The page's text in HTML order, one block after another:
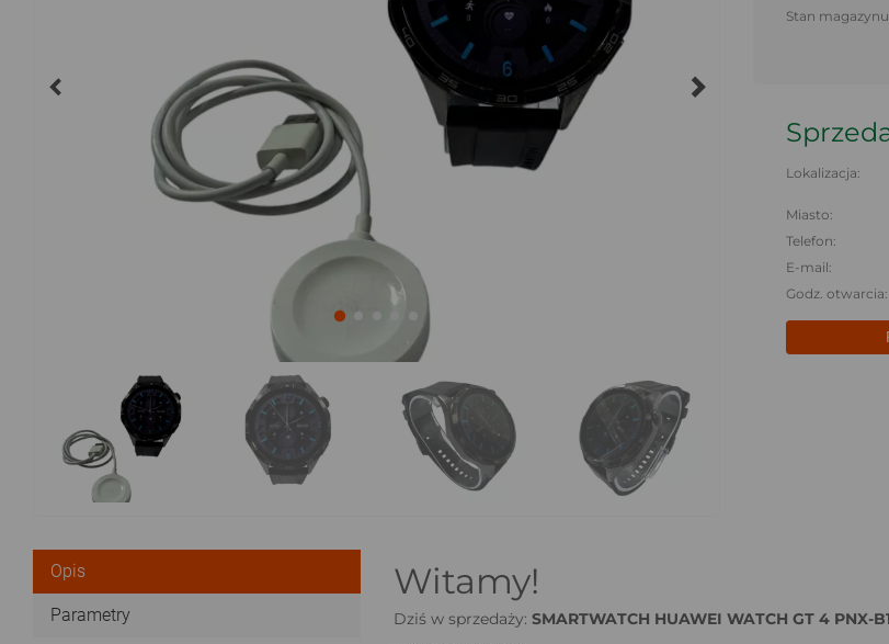
Stan
Lokalizacja:
Miasto:
Telefon:
E-mail:
Godz. otwarcia:
Opis
Parametry
Witamy!
Dziś w sprzedaży: SMARTWATCH HUAWEI WATCH GT 4 PNX-